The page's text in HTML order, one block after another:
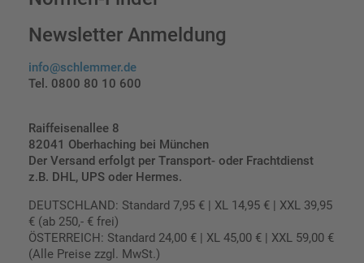
Newsletter Anmeldung
info@schlemmer.de
Tel. 0800 80 10 600
Raiffeisenallee 8
82041 Oberhaching bei München
Der Versand erfolgt per Transport- oder Frachtdienst
z.B. DHL, UPS oder Hermes.
DEUTSCHLAND: Standard 7,95 € | XL 14,95 € | XXL 39,95
€ (ab 250,- € frei)
ÖSTERREICH: Standard 24,00 € | XL 45,00 € | XXL 59,00 €
(Alle Preise zzgl. MwSt.)